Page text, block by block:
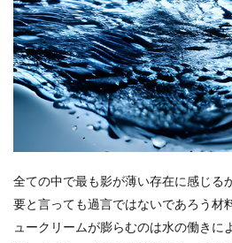
全ての中で最も影が薄い存在に感じる
要と言っても過言ではないであろう材
ュークリームが膨らむのは水の働きに